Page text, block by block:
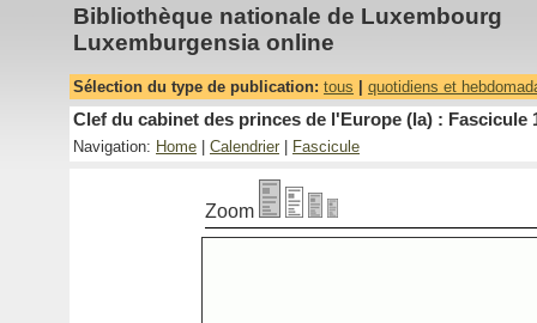
Bibliothèque nationale de Luxembourg
Luxemburgensia online
Sélection du type de publication: tous quotidiens et
Clef du cabinet des princes de l'Europe (la) : Fascicule
Navigation: Home Calendrier Fascicule
Zoom